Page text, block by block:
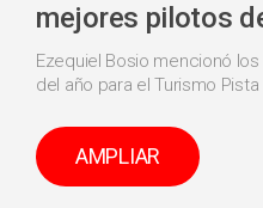
mejores pilotos
Ezequiel Bosio mencionó
del año para el Turismo
AMPLIAR